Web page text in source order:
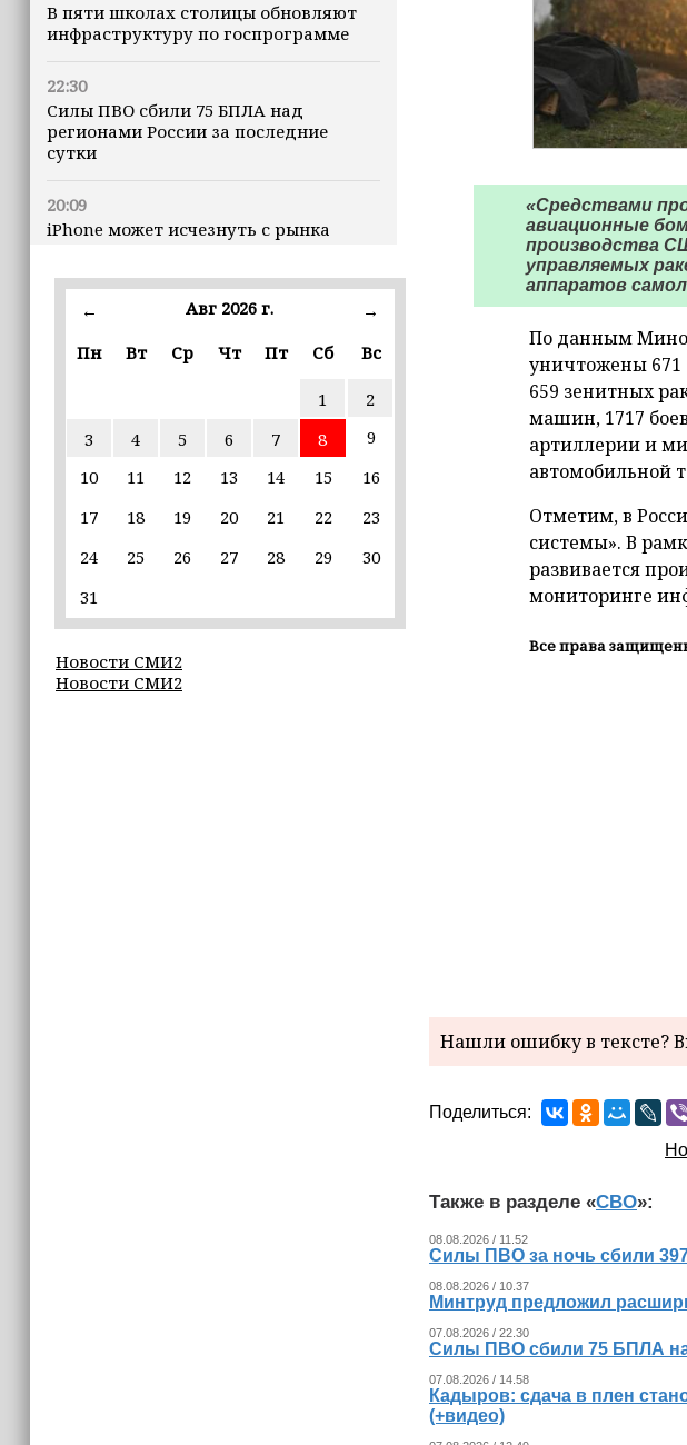
В пяти школах столицы обновляют
инфраструктуру по госпрограмме
22:30
Силы ПВО сбили 75 БПЛА над
регионами России за последние
сутки
20:09
iPhone может исчезнуть с рынка
19:37
9 августа в Грозном пройдет дрифт-
Эксперт объяснил, почему не стоит
подшучивать над мошенниками
16:55
обходчиков в рамках проекта
16:55
Умар Даудов награжден Орденом
16:34
← Авг 2026 г.
→
Пн
Вт Ср Чт Пт Сб Вс
1
2
3
4 5 6 7 8
9
10
11 12 13 14 15
16
17
18 19 20 21 22
23
24
25 26 27 28 29
30
31
Новости СМИ2
Новости СМИ2
«Средствами
авиационные
производства
управляемых
аппаратов
По данным
уничтожены 671
659 зенитных
машин, 1717
артиллерии и
автомобильной
Отметим, в
системы». В
развивается
мониторинге
Все права
Нашли ошибку в тексте?
Поделиться:
Также в разделе «СВО»:
08.08.2026 / 11.52
Силы ПВО за ночь сбили
08.08.2026 / 10.37
Минтруд предложил
07.08.2026 / 22.30
Силы ПВО сбили 75 БПЛА
07.08.2026 / 14.58
Кадыров: сдача в плен
(+видео)